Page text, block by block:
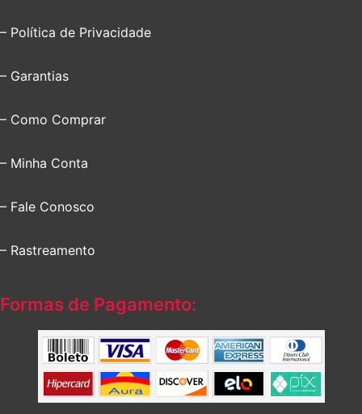
– Política de Privacidade
– Garantias
– Como Comprar
– Minha Conta
– Fale Conosco
– Rastreamento
Formas de Pagamento: